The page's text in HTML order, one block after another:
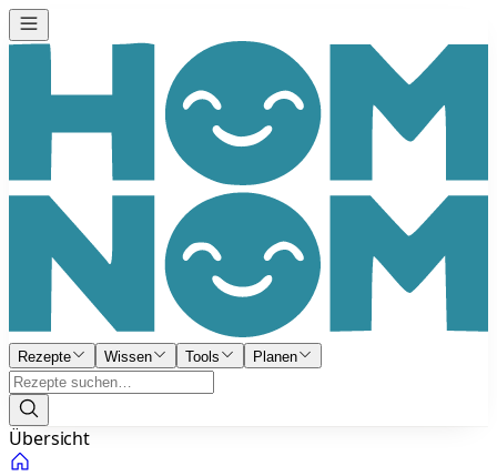
Rezepte Wissen Tools Planen
Übersicht